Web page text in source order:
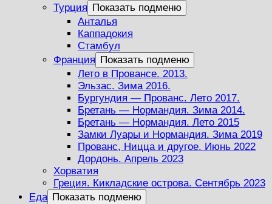
Турция Показать подменю
Анталья
Каппадокия
Стамбул
Франция Показать подменю
Лето в Провансе. 2013.
Эльзас. Зима 2016.
Бургундия — Прованс. Лето 2017.
Бретань — Нормандия. Зима 2014.
Бретань — Нормандия. Лето 2015
Замки Луары и Нормандия. Зима 2019
Прованс, Ницца и другое. Июнь 2022
Дордонь. Апрель 2023
Хорватия
Греция. Кикладские острова. Сентябрь 2023
Еда Показать подменю